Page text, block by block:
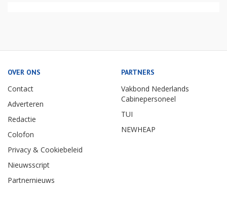
OVER ONS
Contact
Adverteren
Redactie
Colofon
Privacy & Cookiebeleid
Nieuwsscript
Partnernieuws
PARTNERS
Vakbond Nederlands
Cabinepersoneel
TUI
NEWHEAP